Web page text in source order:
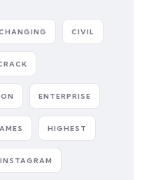
CIVIL
ENTERPRISE
HIGHEST
INSTAGRAM